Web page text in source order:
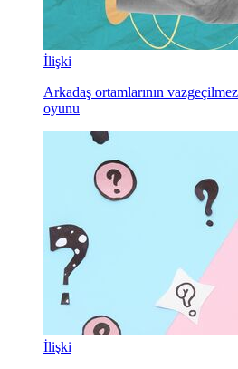
İlişki
Arkadaş ortamlarının
oyunu
İlişki